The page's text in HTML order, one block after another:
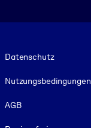
Datenschutz
Nutzungsbedingungen
AGB